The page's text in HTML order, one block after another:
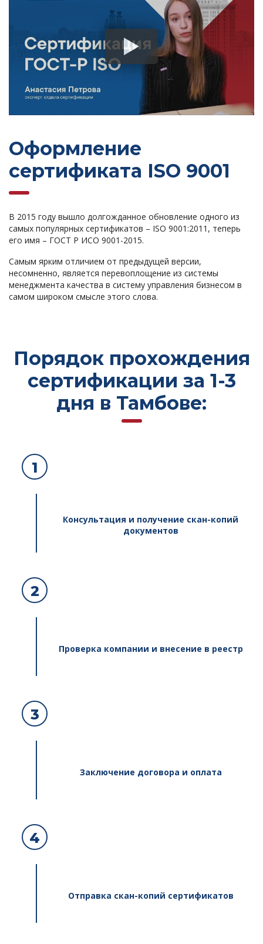
Оформление
сертификата ISO 9001
В 2015 году вышло долгожданное обновление одного из
самых популярных сертификатов – ISO 9001:2011, теперь
его имя – ГОСТ Р ИСО 9001-2015.
Самым ярким отличием от предыдущей версии,
несомненно, является перевоплощение из системы
менеджмента качества в систему управления бизнесом в
самом широком смысле этого слова.
Порядок прохождения
сертификации за 1-3
дня в Тамбове:
1
Консультация и получение скан-копий
документов
2
Проверка компании и внесение в реестр
3
Заключение договора и оплата
4
Отправка скан-копий сертификатов